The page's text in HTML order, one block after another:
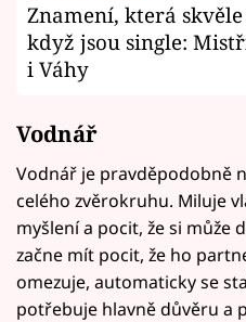
Znamení, která
když jsou single:
i Váhy
Vodnář
Vodnář je pravděpodobně
celého zvěrokruhu. Miluje
myšlení a pocit, že si může
začne mít pocit, že ho
omezuje, automaticky se
potřebuje hlavně důvěru a